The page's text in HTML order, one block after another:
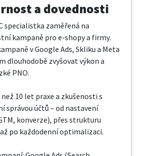
a dovednosti
specialistka zaměřená na
kampaně pro e-shopy a firmy.
v Google Ads, Skliku a Meta
dlouhodobě zvyšovat výkon a
PNO.
než 10 let praxe a zkušenosti s
správou účtů – od nastavení
konverze), přes strukturu
po každodenní optimalizaci.